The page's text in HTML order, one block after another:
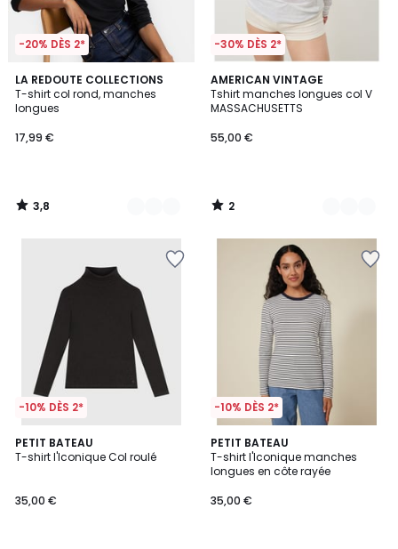
-20% DÈS 2*
LA REDOUTE COLLECTIONS
T-shirt col rond, manches
longues
17,99 €
3,8
/ 5
3
Couleurs
3,8
/
-30% DÈS 2*
AMERICAN VINTAGE
Tshirt manches longues col V
MASSACHUSETTS
55,00 €
2
/
5
2
Couleurs
2
/
-10% DÈS 2*
PETIT BATEAU
T-shirt l'Iconique Col roulé
35,00 €
5
/
-10% DÈS 2*
PETIT BATEAU
T-shirt l'Iconique manches
longues en côte rayée
35,00 €
5
/
5